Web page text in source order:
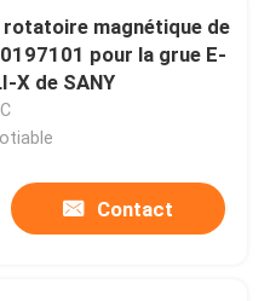
rotatoire magnétique de
pour la grue E-
X de SANY
Contact